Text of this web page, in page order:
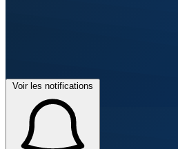
Voir les notifications